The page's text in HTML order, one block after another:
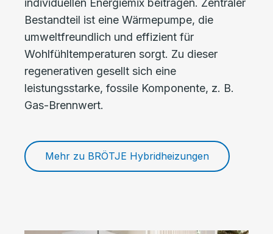
individuellen Energiemix beitragen. Zentraler
Bestandteil ist eine Wärmepumpe, die
umweltfreundlich und effizient für
Wohlfühltemperaturen sorgt. Zu dieser
regenerativen gesellt sich eine
leistungsstarke, fossile Komponente, z. B.
Gas-Brennwert.
Mehr zu BRÖTJE Hybridheizungen